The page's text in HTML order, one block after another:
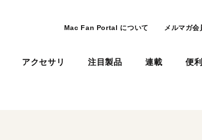
Mac Fan Portal について メルマガ会
アクセサリ 注目製品 連載 便